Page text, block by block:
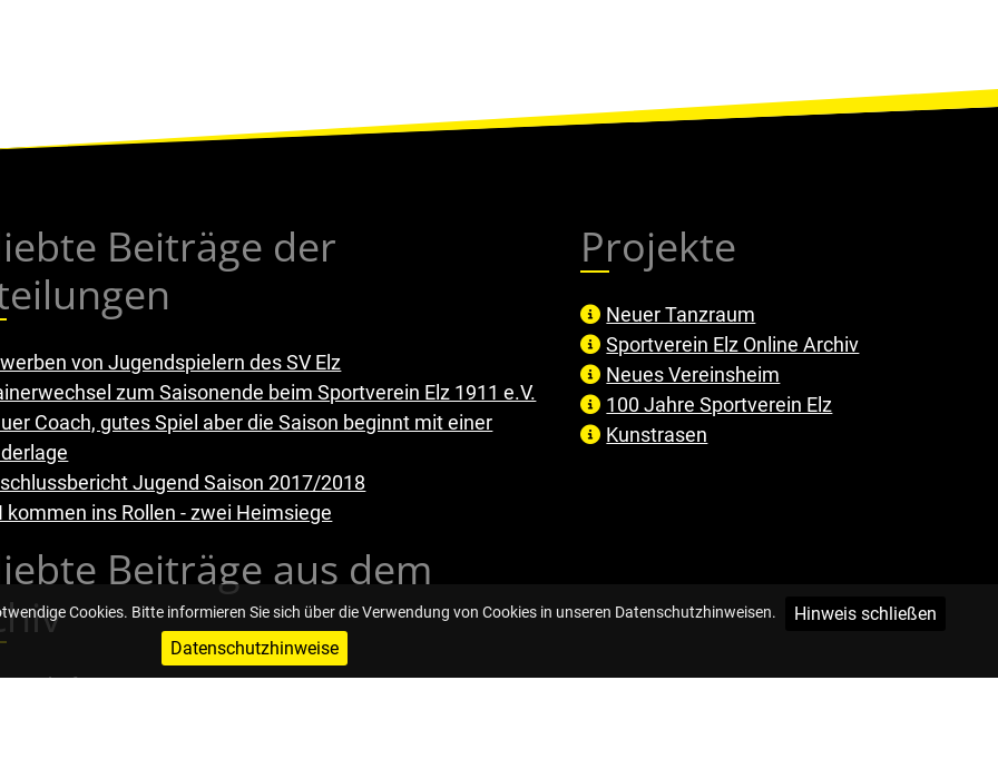
Cookies. Bitte informieren Sie sich über die Verwendung von Cookies in unseren Datenschutzhinweisen.
Hinweis schließen
Datenschutzhinweise
Beiträge der
von Jugendspielern des SV Elz
zum Saisonende beim Sportverein Elz 1911 e.V.
Coach, gutes Spiel aber die Saison beginnt mit einer
Jugend Saison 2017/2018
kommen ins Rollen - zwei Heimsiege
Beiträge aus dem
Projekte
Neuer Tanzraum
Sportverein Elz Online Archiv
Neues Vereinsheim
100 Jahre Sportverein Elz
Kunstrasen